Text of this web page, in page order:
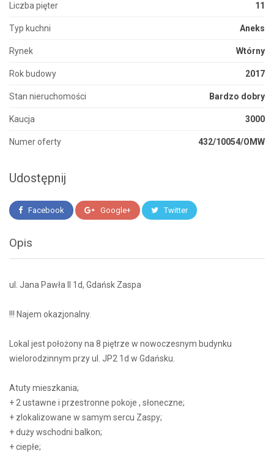
Liczba pięter 11
Typ kuchni Aneks
Rynek Wtórny
Rok budowy 2017
Stan nieruchomości Bardzo dobry
Kaucja 3000
Numer oferty 432/10054/OMW
Udostępnij
Facebook Google+ Twitter
Opis
ul. Jana Pawła II 1d, Gdańsk Zaspa
!!! Najem okazjonalny.
Lokal jest położony na 8 piętrze w nowoczesnym budynku
wielorodzinnym przy ul. JP2 1d w Gdańsku.
Atuty mieszkania;
+ 2 ustawne i przestronne pokoje , słoneczne;
+ zlokalizowane w samym sercu Zaspy;
+ duży wschodni balkon;
+ ciepłe;